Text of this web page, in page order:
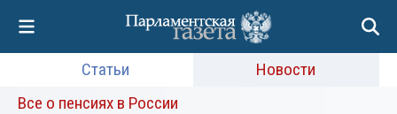
Статьи
Новости
Все о пенсиях в России